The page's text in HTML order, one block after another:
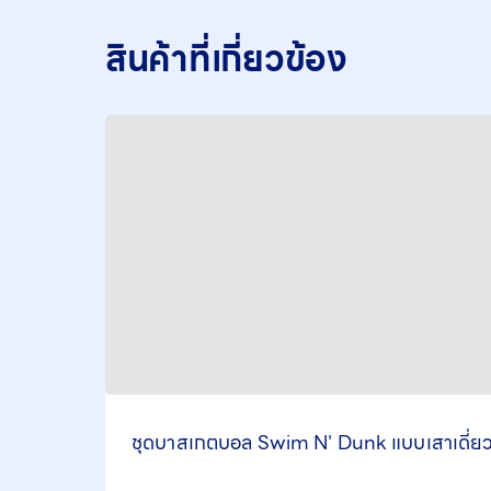
สินค้าที่เกี่ยวข้อง
ชุดบาสเกตบอล Swim N' Dunk แบบเสาเดี่ย